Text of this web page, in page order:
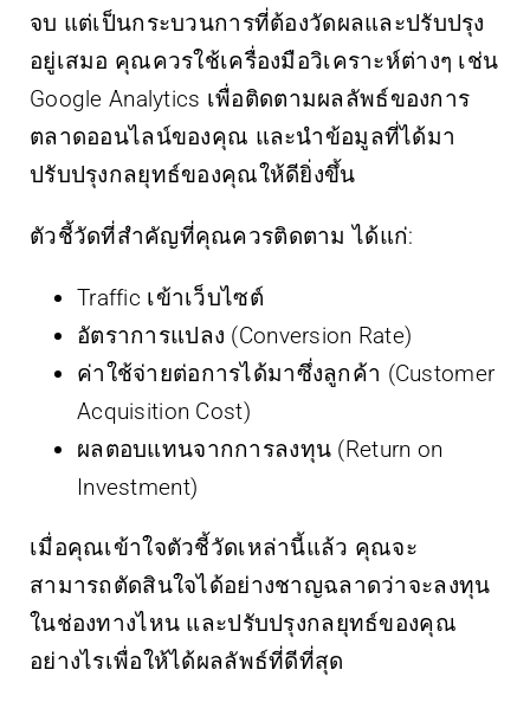
จบ แต่เป็นกระบวนการที่ต้องวัดผลและปรับปรุง
อยู่เสมอ คุณควรใช้เครื่องมือวิเคราะห์ต่างๆ เช่น
Google Analytics เพื่อติดตามผลลัพธ์ของการ
ตลาดออนไลน์ของคุณ และนำข้อมูลที่ได้มา
ปรับปรุงกลยุทธ์ของคุณให้ดียิ่งขึ้น
ตัวชี้วัดที่สำคัญที่คุณควรติดตาม ได้แก่:
Traffic เข้าเว็บไซต์
อัตราการแปลง (Conversion Rate)
ค่าใช้จ่ายต่อการได้มาซึ่งลูกค้า (Customer
Acquisition Cost)
ผลตอบแทนจากการลงทุน (Return on
Investment)
เมื่อคุณเข้าใจตัวชี้วัดเหล่านี้แล้ว คุณจะ
สามารถตัดสินใจได้อย่างชาญฉลาดว่าจะลงทุน
ในช่องทางไหน และปรับปรุงกลยุทธ์ของคุณ
อย่างไรเพื่อให้ได้ผลลัพธ์ที่ดีที่สุด